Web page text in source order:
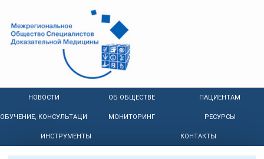
НОВОСТИ ОБ ОБЩЕСТВЕ ПАЦИЕНТАМ
ОБУЧЕНИЕ, КОНСУЛЬТАЦИИ МОНИТОРИНГ РЕСУРСЫ
ИНСТРУМЕНТЫ КОНТАКТЫ